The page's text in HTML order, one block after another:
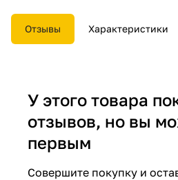
Отзывы Характеристики
У этого товара
отзывов, но вы
первым
Совершите покупку и